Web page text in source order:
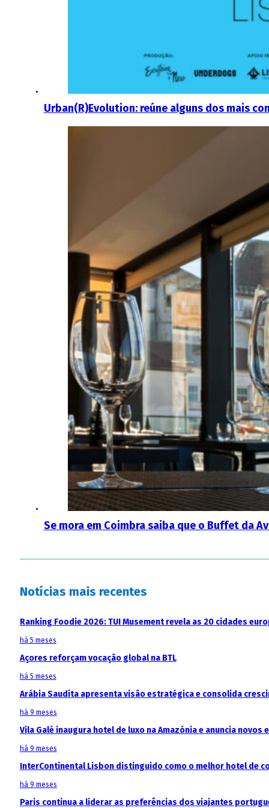
Urban(R)Evolution: reúne alguns dos mais
Se mora em Coimbra saiba que o Buffet da
Notícias mais recentes
Ranking Foodie 2026: TUI Musement revela as 20 cidades
há 5 meses
Açores reforçam vocação global na BTL
há 5 meses
Arábia Saudita apresenta visão estratégica e consolida
há 9 meses
Vila Galé inaugura hotel de luxo na Amazónia e anuncia
há 9 meses
InterContinental Lisbon distinguido como o melhor hotel de
há 9 meses
Paris continua a liderar as preferências dos viajantes